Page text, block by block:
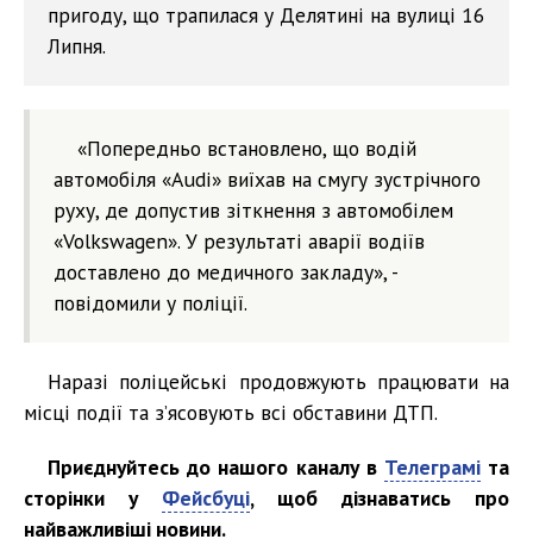
пригоду, що трапилася у Делятині на вулиці 16
Липня.
«Попередньо встановлено, що водій
автомобіля «Audi» виїхав на смугу зустрічного
руху, де допустив зіткнення з автомобілем
«Volkswagen». У результаті аварії водіїв
доставлено до медичного закладу», -
повідомили у поліції.
Наразі поліцейські продовжують працювати на
місці події та з’ясовують всі обставини ДТП.
Приєднуйтесь до нашого каналу в Телеграміта
сторінки у Фейсбуці, щоб дізнаватись про
найважливіші новини.